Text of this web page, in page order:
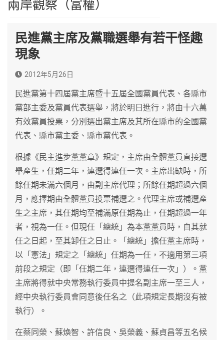
兩岸觀察（富權）
民進黨主席及黨職選舉有若干怪趣
現象
2012年5月26日
民進黨第十四屆黨主席暨十五屆全國黨員代表、各縣市
黨部主委及黨員代表選舉，將於明日進行，將由十六萬
有效黨員投票，分別選出黨主席及其所在縣市的全國黨
代表、縣市黨主委、縣市黨代表。
根據《民主進步黨黨章》規定，主席由全體黨員直接選
舉產生，任期二年，連選得連任一次。主席出缺時，所
餘任期未滿六個月，由副主席代理；所餘任期超過六個
月，應擇期由全體黨員投票補選之。代理主席或補選產
生之主席，其任期均至補滿原任期為止，任期超過一年
者，視為一任。但現任「總統」為本黨黨員時，自其就
任之日起，至其卸任之日止。「總統」擔任黨主席時，
以「憲法」規定之「總統」任期為一任，不適用第三項
前段之規定（即「任期二年，連選得連任一次」）。黨
主席將得就中央常務執行委員中提名副主席一至三人，
經中央執行委員會同意後任名之（此項規定長期沒有被
執行）。
在蔡同榮、蘇煥智、許信良、吳榮義、蘇貞昌等五名候